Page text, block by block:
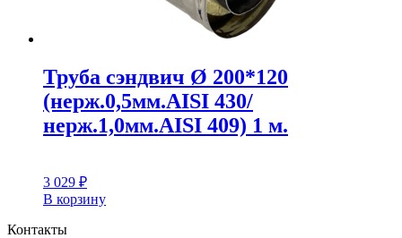
Труба сэндвич Ø 200*120
(нерж.0,5мм.AISI 430/
нерж.1,0мм.AISI 409) 1 м.
3 029 ₽
В корзину
Контакты